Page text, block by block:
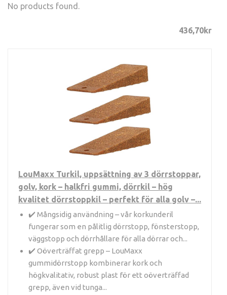
No products found.
436,70kr
LouMaxx Turkil, uppsättning av 3 dörrstoppar,
golv, kork – halkfri gummi, dörrkil – hög
kvalitet dörrstoppkil – perfekt för alla golv –...
✔️ Mångsidig användning – vår korkunderil
fungerar som en pålitlig dörrstopp, fönsterstopp,
väggstopp och dörrhållare för alla dörrar och...
✔️ Oöverträffat grepp – LouMaxx
gummidörrstopp kombinerar kork och
högkvalitativ, robust plast för ett oöverträffad
grepp, även vid tunga...